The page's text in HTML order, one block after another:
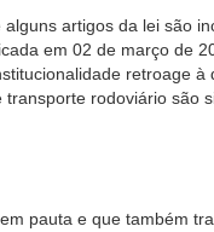
artigos da lei são
em 02 de março de
retroage
rodoviário são
pauta e que também